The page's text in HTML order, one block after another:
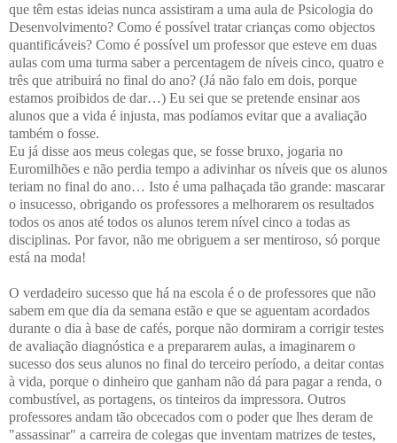
que têm estas ideias nunca assistiram a uma aula de Psicologia do
Desenvolvimento? Como é possível tratar crianças como objectos
quantificáveis? Como é possível um professor que esteve em duas
aulas com uma turma saber a percentagem de níveis cinco, quatro e
três que atribuirá no final do ano? (Já não falo em dois, porque
estamos proibidos de dar…) Eu sei que se pretende ensinar aos
alunos que a vida é injusta, mas podíamos evitar que a avaliação
também o fosse.
Eu já disse aos meus colegas que, se fosse bruxo, jogaria no
Euromilhões e não perdia tempo a adivinhar os níveis que os alunos
teriam no final do ano… Isto é uma palhaçada tão grande: mascarar
o insucesso, obrigando os professores a melhorarem os resultados
todos os anos até todos os alunos terem nível cinco a todas as
disciplinas. Por favor, não me obriguem a ser mentiroso, só porque
está na moda!
O verdadeiro sucesso que há na escola é o de professores que não
sabem em que dia da semana estão e que se aguentam acordados
durante o dia à base de cafés, porque não dormiram a corrigir testes
de avaliação diagnóstica e a prepararem aulas, a imaginarem o
sucesso dos seus alunos no final do terceiro período, a deitar contas
à vida, porque o dinheiro que ganham não dá para pagar a renda, o
combustível, as portagens, os tinteiros da impressora. Outros
professores andam tão obcecados com o poder que lhes deram de
"assassinar" a carreira de colegas que inventam matrizes de testes,